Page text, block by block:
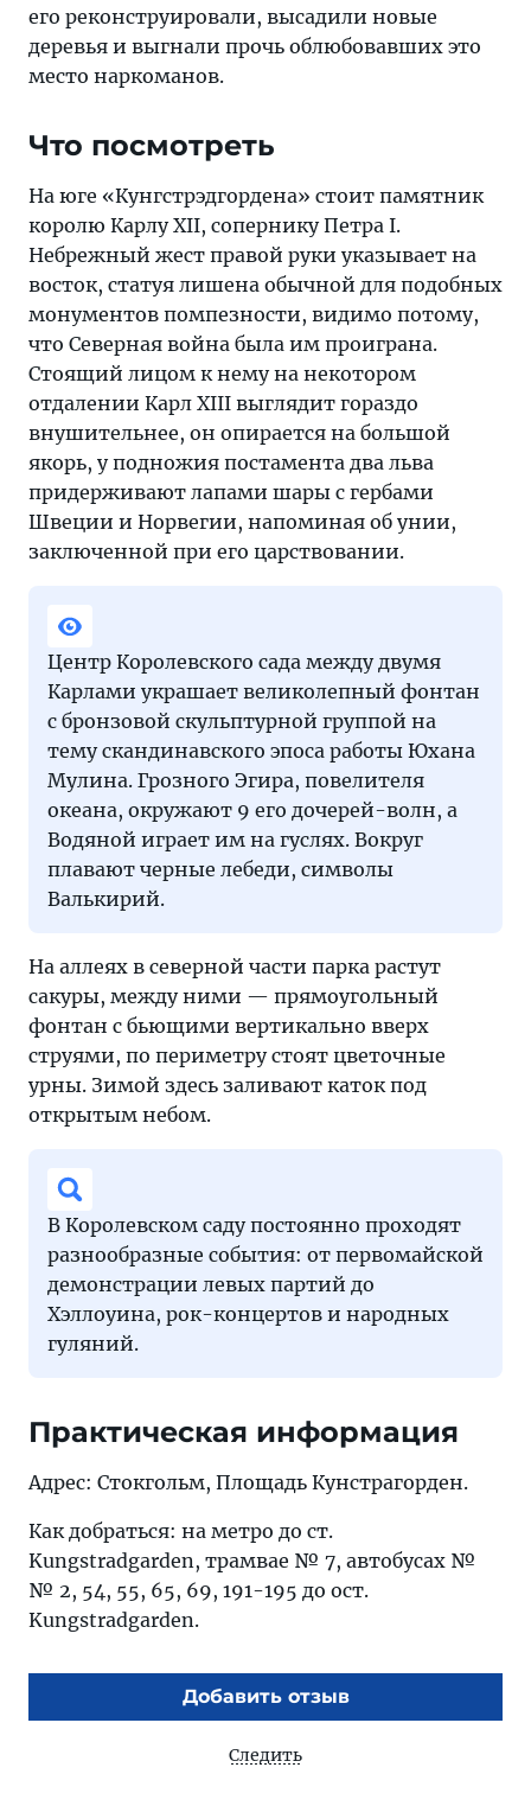
его реконструировали, высадили новые
деревья и выгнали прочь облюбовавших это
место наркоманов.
Что посмотреть
На юге «Кунгстрэдгордена» стоит памятник
королю Карлу XII, сопернику Петра I.
Небрежный жест правой руки указывает на
восток, статуя лишена обычной для подобных
монументов помпезности, видимо потому,
что Северная война была им проиграна.
Стоящий лицом к нему на некотором
отдалении Карл XIII выглядит гораздо
внушительнее, он опирается на большой
якорь, у подножия постамента два льва
придерживают лапами шары с гербами
Швеции и Норвегии, напоминая об унии,
заключенной при его царствовании.
Центр Королевского сада между двумя
Карлами украшает великолепный фонтан
с бронзовой скульптурной группой на
тему скандинавского эпоса работы Юхана
Мулина. Грозного Эгира, повелителя
океана, окружают 9 его дочерей-волн, а
Водяной играет им на гуслях. Вокруг
плавают черные лебеди, символы
Валькирий.
На аллеях в северной части парка растут
сакуры, между ними — прямоугольный
фонтан с бьющими вертикально вверх
струями, по периметру стоят цветочные
урны. Зимой здесь заливают каток под
открытым небом.
В Королевском саду постоянно проходят
разнообразные события: от первомайской
демонстрации левых партий до
Хэллоуина, рок-концертов и народных
гуляний.
Практическая информация
Адрес: Стокгольм, Площадь Кунстрагорден.
Как добраться: на метро до ст.
Kungstradgarden, трамвае № 7, автобусах №
№ 2, 54, 55, 65, 69, 191-195 до ост.
Kungstradgarden.
Добавить отзыв
Следить